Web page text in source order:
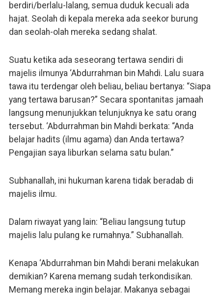
berdiri/berlalu-lalang, semua duduk kecuali ada
hajat. Seolah di kepala mereka ada seekor burung
dan seolah-olah mereka sedang shalat.
Suatu ketika ada seseorang tertawa sendiri di
majelis ilmunya ‘Abdurrahman bin Mahdi. Lalu suara
tawa itu terdengar oleh beliau, beliau bertanya: “Siapa
yang tertawa barusan?” Secara spontanitas jamaah
langsung menunjukkan telunjuknya ke satu orang
tersebut. ‘Abdurrahman bin Mahdi berkata: “Anda
belajar hadits (ilmu agama) dan Anda tertawa?
Pengajian saya liburkan selama satu bulan.”
Subhanallah, ini hukuman karena tidak beradab di
majelis ilmu.
Dalam riwayat yang lain: “Beliau langsung tutup
majelis lalu pulang ke rumahnya.” Subhanallah.
Kenapa ‘Abdurrahman bin Mahdi berani melakukan
demikian? Karena memang sudah terkondisikan.
Memang mereka ingin belajar. Makanya sebagai